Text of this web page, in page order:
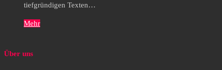
tiefgründigen Texten…
Mehr
Über uns